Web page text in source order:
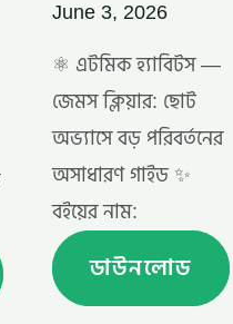
June 3, 2026
⚛️ এটমিক হ্যাবিটস —
জেমস ক্লিয়ার: ছোট
অভ্যাসে বড় পরিবর্তনের
অসাধারণ গাইড ✨
বইয়ের নাম:
ডাউনলোড